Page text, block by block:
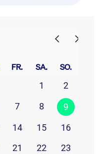
FR. SA. SO.
1
2
7 8 9
14 15
16
21 22
23